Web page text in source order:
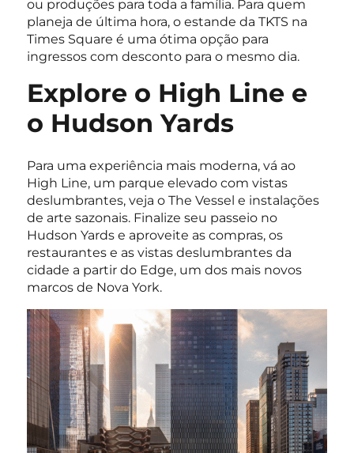
ou produções para toda a família. Para quem
planeja de última hora, o estande da TKTS na
Times Square é uma ótima opção para
ingressos com desconto para o mesmo dia.
Explore o High Line e
o Hudson Yards
Para uma experiência mais moderna, vá ao
High Line, um parque elevado com vistas
deslumbrantes, veja o The Vessel e instalações
de arte sazonais. Finalize seu passeio no
Hudson Yards e aproveite as compras, os
restaurantes e as vistas deslumbrantes da
cidade a partir do Edge, um dos mais novos
marcos de Nova York.